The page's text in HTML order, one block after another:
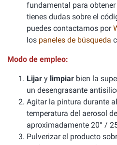
fundamental para
tienes dudas sobre el
puedes contactarnos por
los paneles de búsqueda
Modo de empleo:
Lijar y limpiar bien la
un desengrasante
Agitar la pintura durante
temperatura del aerosol
aproximadamente 20° /
Pulverizar el producto